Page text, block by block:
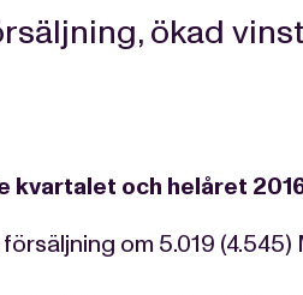
ökad
kvartalet och helåret
om 5.019